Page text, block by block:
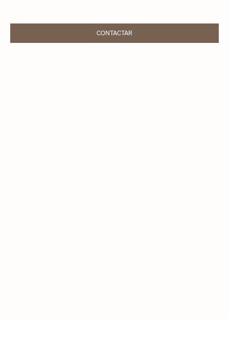
CONTACTARLINK OPENS IN NEW TAB